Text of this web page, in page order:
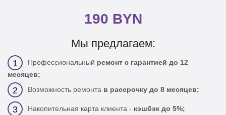
190 BYN
Мы предлагаем:
1 Профессиональный ремонт с гарантией до 12
месяцев;
2 Возможность ремонта в рассрочку до 8 месяцев;
3 Накопительная карта клиента - кэшбэк до 5%;